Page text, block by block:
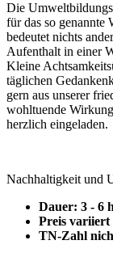
Die
für das so genannte
bedeutet nichts
Aufenthalt in einer
Kleine
täglichen
gern aus unserer
wohltuende
herzlich eingeladen.
Nachhaltigkeit und
Dauer: 3 - 6 h
Preis variiert
TN-Zahl